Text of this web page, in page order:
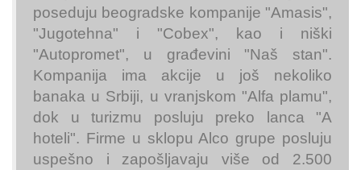
poseduju beogradske kompanije "Amasis",
"Jugotehna" i "Cobex", kao i niški
"Autopromet", u građevini "Naš stan".
Kompanija ima akcije u još nekoliko
banaka u Srbiji, u vranjskom "Alfa plamu",
dok u turizmu posluju preko lanca "A
hoteli". Firme u sklopu Alco grupe posluju
uspešno i zapošljavaju više od 2.500